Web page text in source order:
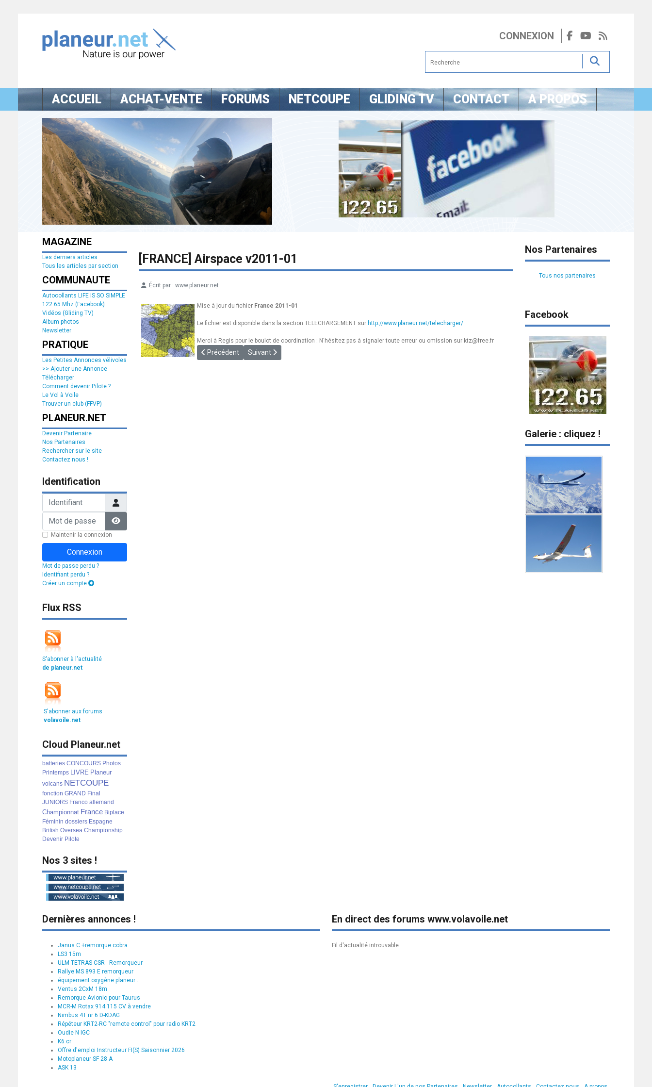
CONNEXION
ACCUEIL ACHAT-VENTE FORUMS NETCOUPE GLIDING TV CONTACT A PROPOS
MAGAZINE
Les derniers articles
Tous les articles par section
COMMUNAUTE
Autocollants LIFE IS SO SIMPLE
122.65 Mhz (Facebook)
Vidéos (Gliding TV)
Album photos
Newsletter
PRATIQUE
Les Petites Annonces vélivoles
>> Ajouter une Annonce
Télécharger
Comment devenir Pilote ?
Le Vol à Voile
Trouver un club (FFVP)
PLANEUR.NET
Devenir Partenaire
Nos Partenaires
Rechercher sur le site
Contactez nous !
Identification
Identifiant
Mot de passe
Afficher le mot de passe
Maintenir la connexion
Connexion
Mot de passe perdu ?
Identifiant perdu ?
Créer un compte
Flux RSS
S'abonner à l'actualité
de planeur.net
S'abonner aux forums
volavoile.net
Cloud Planeur.net
batteries CONCOURS Photos
Printemps LIVRE Planeur
volcans NETCOUPE
fonction GRAND Final
JUNIORS Franco allemand
Championnat France Biplace
Féminin dossiers Espagne
British Oversea Championship
Devenir Pilote
Nos 3 sites !
[FRANCE] Airspace v2011-01
Écrit par : www.planeur.net
Mise à jour du fichier France 2011-01
Le fichier est disponible dans la section TELECHARGEMENT sur http://www.planeur.net/telecharger/
Merci à Regis pour le boulot de coordination : N'hésitez pas à signaler toute erreur ou omission sur ktz@free.fr
Article précédent : [BILAN] REXEA 2010
Précédent Article suivant : [FORMATION] L'Espace Aérien pour les Nouilles
Suivant
Nos Partenaires
Tous nos partenaires
Facebook
Galerie : cliquez !
Dernières annonces !
Janus C +remorque cobra
LS3 15m
ULM TETRAS CSR - Remorqueur
Rallye MS 893 E remorqueur
équipement oxygène planeur .
Ventus 2CxM 18m
Remorque Avionic pour Taurus
MCR-M Rotax 914 115 CV à vendre
Nimbus 4T nr 6 D-KDAG
Répéteur KRT2-RC "remote control" pour radio KRT2
Oudie N IGC
K6 cr
Offre d'emploi Instructeur FI(S) Saisonnier 2026
Motoplaneur SF 28 A
ASK 13
En direct des forums www.volavoile.net
Fil d'actualité introuvable